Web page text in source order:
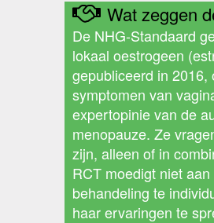
Wat zeggen
De NHG-Standaard
lokaal oestrogeen
gepubliceerd in
symptomen van
expertopinie van de
menopauze. Ze
zijn, alleen of in
RCT moedigt niet
behandeling te
haar ervaringen te